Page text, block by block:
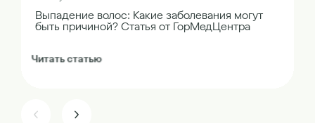
Выпадение волос: Какие заболевания могут
быть причиной? Статья от ГорМедЦентра
Читать статью